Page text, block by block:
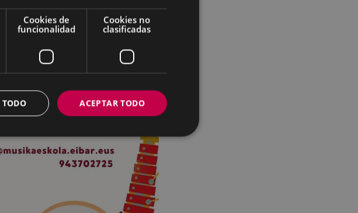
Cookies de
funcionalidad
Cookies no
clasificadas
ACEPTAR TODO
TODO